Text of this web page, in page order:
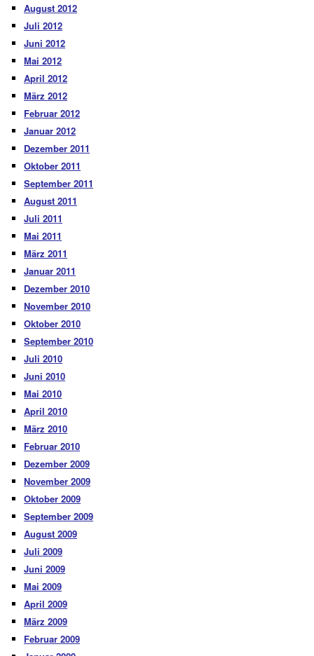
August 2012
Juli 2012
Juni 2012
Mai 2012
April 2012
März 2012
Februar 2012
Januar 2012
Dezember 2011
Oktober 2011
September 2011
August 2011
Juli 2011
Mai 2011
März 2011
Januar 2011
Dezember 2010
November 2010
Oktober 2010
September 2010
Juli 2010
Juni 2010
Mai 2010
April 2010
März 2010
Februar 2010
Dezember 2009
November 2009
Oktober 2009
September 2009
August 2009
Juli 2009
Juni 2009
Mai 2009
April 2009
März 2009
Februar 2009